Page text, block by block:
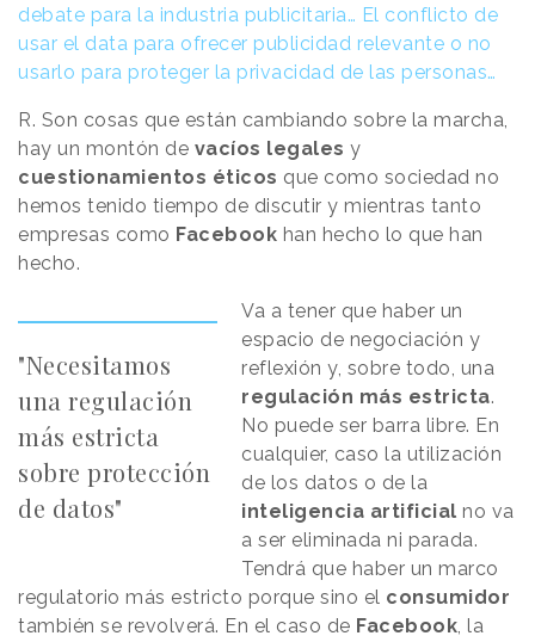
debate para la industria publicitaria… El conflicto de
usar el data para ofrecer publicidad relevante o no
usarlo para proteger la privacidad de las personas…
R. Son cosas que están cambiando sobre la marcha,
hay un montón de vacíos legales y
cuestionamientos éticos que como sociedad no
hemos tenido tiempo de discutir y mientras tanto
empresas como Facebook han hecho lo que han
hecho.
"Necesitamos
una regulación
más estricta
sobre protección
de datos"
Va a tener que haber un
espacio de negociación y
reflexión y, sobre todo, una
regulación más estricta.
No puede ser barra libre. En
cualquier, caso la utilización
de los datos o de la
inteligencia artificial no va
a ser eliminada ni parada.
Tendrá que haber un marco
regulatorio más estricto porque sino el consumidor
también se revolverá. En el caso de Facebook, la